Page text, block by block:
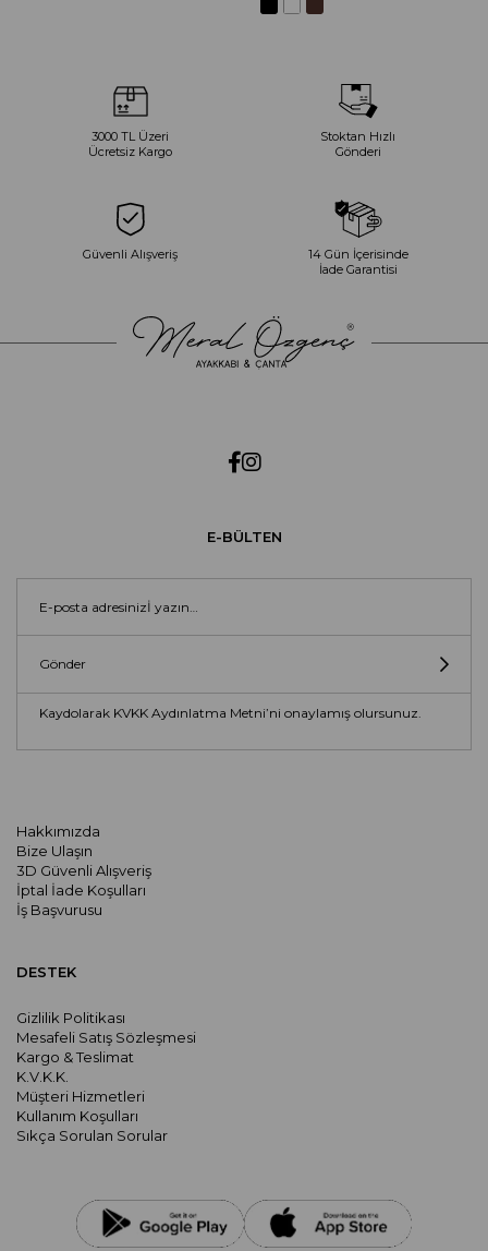
3000 TL Üzeri
Ücretsiz Kargo
Stoktan Hızlı
Gönderi
Güvenli Alışveriş
14 Gün İçerisinde
İade Garantisi
Hakkımızda
Bize Ulaşın
3D Güvenli Alışveriş
İptal İade Koşulları
İş Başvurusu
E-BÜLTEN
Gönder
Kaydolarak KVKK Aydınlatma Metni’ni onaylamış olursunuz.
DESTEK
Gizlilik Politikası
Mesafeli Satış Sözleşmesi
Kargo & Teslimat
K.V.K.K.
Müşteri Hizmetleri
Kullanım Koşulları
Sıkça Sorulan Sorular